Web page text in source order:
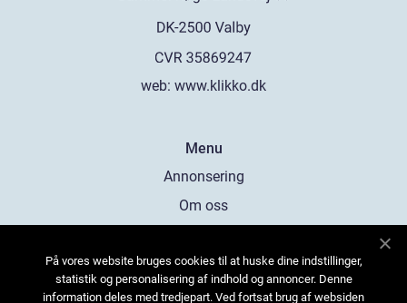
web: www.klikko.dk
Menu
Annonsering
Om oss
Kontakta oss
Sitemap
På vores website bruges cookies til at huske dine indstillinger,
statistik og personalisering af indhold og annoncer. Denne
information deles med tredjepart. Ved fortsat brug af websiden